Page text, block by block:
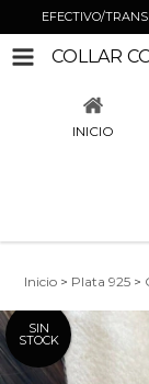
EFECTIVO/
COLLAR
INICIO
Inicio > Plata 925 >
SIN
STOCK